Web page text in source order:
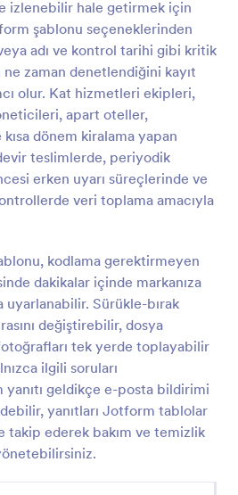
izlenebilir hale getirmek için
şablonu seçeneklerinden
adı ve kontrol tarihi gibi kritik
zaman denetlendiğini kayıt
olur. Kat hizmetleri ekipleri,
apart oteller,
dönem kiralama yapan
teslimlerde, periyodik
erken uyarı süreçlerinde ve
veri toplama amacıyla
kodlama gerektirmeyen
dakikalar içinde markanıza
uyarlanabilir. Sürükle-bırak
değiştirebilir, dosya
tek yerde toplayabilir
ilgili soruları
geldikçe e-posta bildirimi
yanıtları Jotform tablolar
takip ederek bakım ve temizlik
Önizleme
Formu
ile anahtar devirlerini Jotform